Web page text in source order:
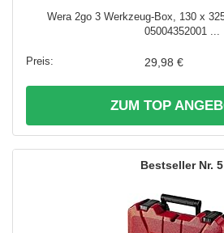
Wera 2go 3 Werkzeug-Box, 130 x
05004352001 ...
29,98 €
ZUM TOP
5